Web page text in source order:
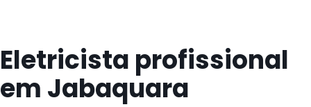
Eletricista profissional
em Jabaquara